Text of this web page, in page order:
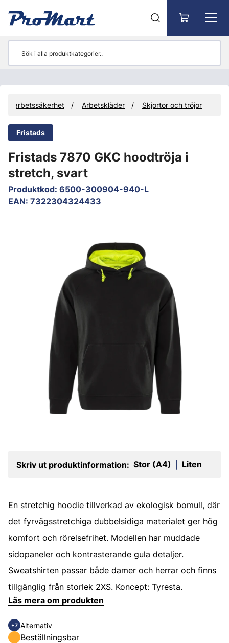
arbetssäkerhet Arbetskläder Skjortor och tröjor
Fristads
Fristads 7870 GKC hoodtröja i
stretch, svart
Produktkod: 6500-300904-940-L
EAN: 7322304324433
Skriv ut produktinformation: Stor (A4) Liten
En stretchig hoodie tillverkad av ekologisk bomull, där
det fyrvägsstretchiga dubbelsidiga materialet ger hög
komfort och rörelsefrihet. Modellen har muddade
sidopaneler och kontrasterande gula detaljer.
Sweatshirten passar både damer och herrar och finns
tillgänglig från storlek 2XS. Koncept: Tyresta.
Läs mera om produkten
+7 Alternativ
Beställningsbar